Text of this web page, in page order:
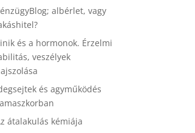
albérlet, vagy
és a hormonok. Érzelmi
veszélyek
és agyműködés
átalakulás kémiája